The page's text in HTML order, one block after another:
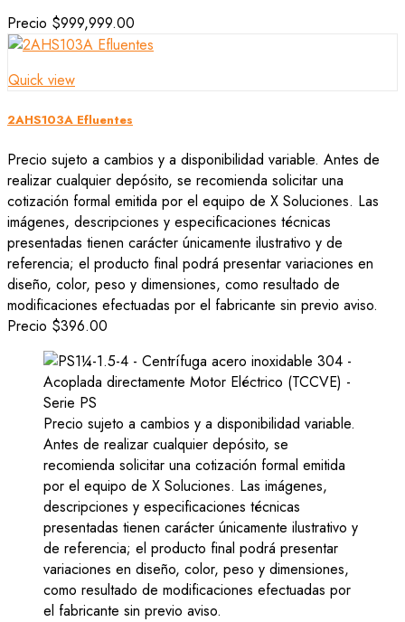
Precio $999,999.00
Quick view
2AHS103A Efluentes
Precio sujeto a cambios y a disponibilidad variable. Antes de
realizar cualquier depósito, se recomienda solicitar una
cotización formal emitida por el equipo de X Soluciones. Las
imágenes, descripciones y especificaciones técnicas
presentadas tienen carácter únicamente ilustrativo y de
referencia; el producto final podrá presentar variaciones en
diseño, color, peso y dimensiones, como resultado de
modificaciones efectuadas por el fabricante sin previo aviso.
Precio $396.00
Precio sujeto a cambios y a disponibilidad variable.
Antes de realizar cualquier depósito, se
recomienda solicitar una cotización formal emitida
por el equipo de X Soluciones. Las imágenes,
descripciones y especificaciones técnicas
presentadas tienen carácter únicamente ilustrativo y
de referencia; el producto final podrá presentar
variaciones en diseño, color, peso y dimensiones,
como resultado de modificaciones efectuadas por
el fabricante sin previo aviso.